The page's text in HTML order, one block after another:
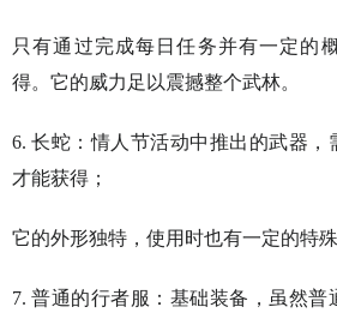
只有通过完成每日任务并有一定的
得。它的威力足以震撼整个武林。
6. 长蛇：情人节活动中推出的武器，
才能获得；
它的外形独特，使用时也有一定的特殊
7. 普通的行者服：基础装备，虽然普